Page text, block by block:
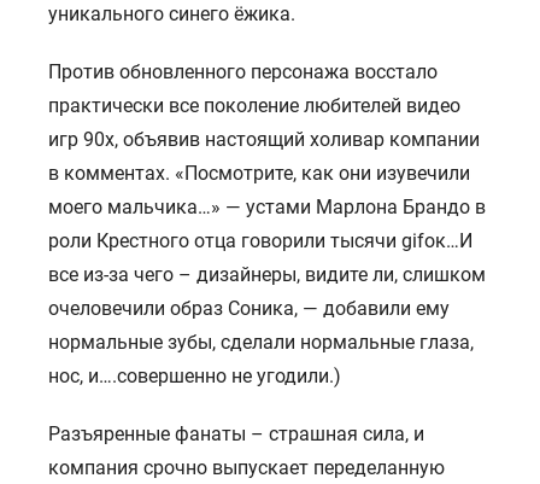
уникального синего ёжика.
Против обновленного персонажа восстало
практически все поколение любителей видео
игр 90х, объявив настоящий холивар компании
в комментах. «Посмотрите, как они изувечили
моего мальчика…» — устами Марлона Брандо в
роли Крестного отца говорили тысячи gifок…И
все из-за чего – дизайнеры, видите ли, слишком
очеловечили образ Соника, — добавили ему
нормальные зубы, сделали нормальные глаза,
нос, и….совершенно не угодили.)
Разъяренные фанаты – страшная сила, и
компания срочно выпускает переделанную